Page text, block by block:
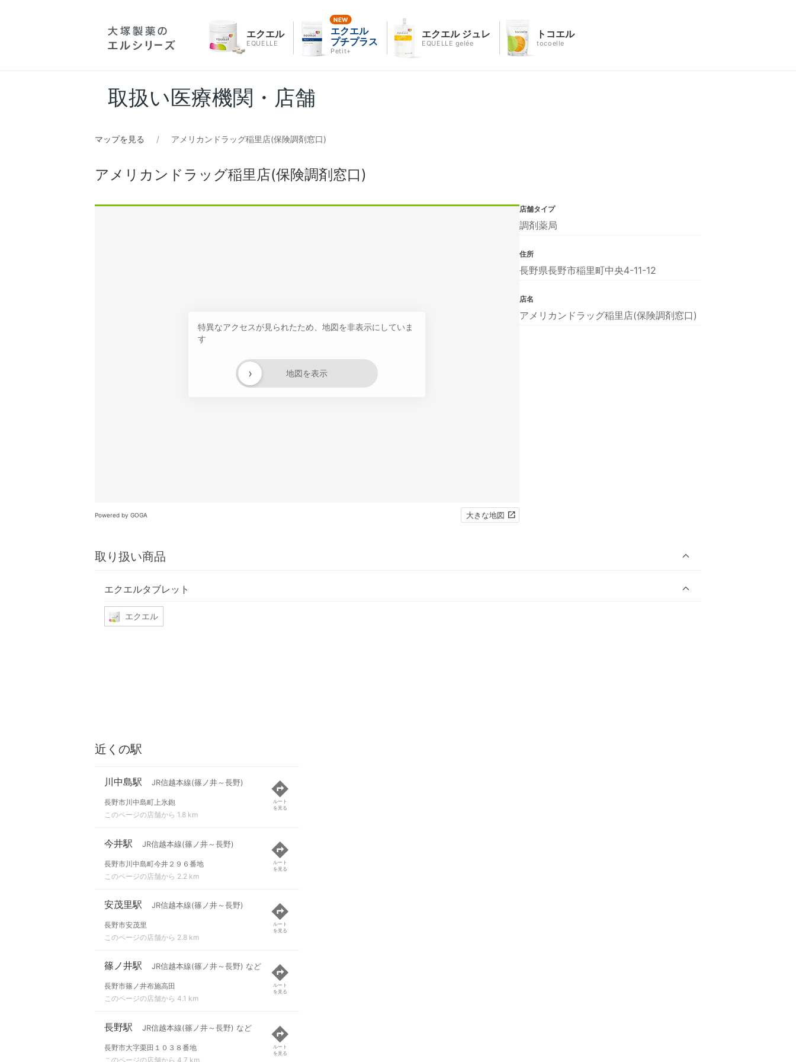
エクエル
EQUELLE
エクエル
プチプラス
Petit+
エクエル ジュレ
EQUELLE gelée
トコエル
tocoelle
取扱い医療機関・店舗
マップを見る アメリカンドラッグ稲里店(保険調剤窓口)
アメリカンドラッグ稲里店(保険調剤窓口)
特異なアクセスが見られたため、地図を非表示にしていま
す
地図を表示
›
Powered by GOGA 大きな地図
取り扱い商品
エクエルタブレット
エクエル
店舗タイプ
調剤薬局
住所
長野県長野市稲里町中央4-11-12
店名
アメリカンドラッグ稲里店(保険調剤窓口)
近くの駅
川中島駅 JR信越本線(篠ノ井～長野)
長野市川中島町上氷鉋
このページの店舗から 1.8 km
ルート
を見る
今井駅 JR信越本線(篠ノ井～長野)
長野市川中島町今井２９６番地
このページの店舗から 2.2 km
ルート
を見る
安茂里駅 JR信越本線(篠ノ井～長野)
長野市安茂里
このページの店舗から 2.8 km
ルート
を見る
篠ノ井駅 JR信越本線(篠ノ井～長野) など
長野市篠ノ井布施高田
このページの店舗から 4.1 km
ルート
を見る
長野駅 JR信越本線(篠ノ井～長野) など
長野市大字栗田１０３８番地
このページの店舗から 4.7 km
ルート
を見る